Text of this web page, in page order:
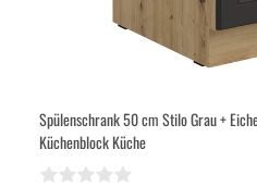
Spülenschrank 50 cm Stilo Grau +
Küchenblock Küche